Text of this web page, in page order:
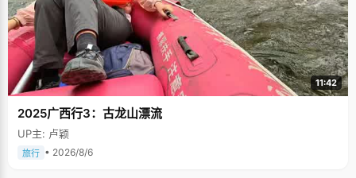
11:42
2025广西行3：古龙山漂流
UP主: 卢颖
旅行 • 2026/8/6